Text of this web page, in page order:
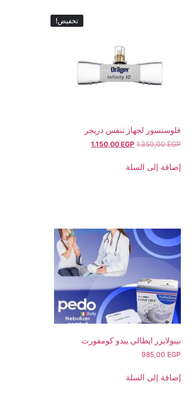
تخفيض!
فلوسنسور لجهاز تنفس دريجر
1.350,00EGP
1.150,00EGP
إضافة إلى السلة
نيبولايزر ايطالي بيدو كومفورت
985,00 EGP
إضافة إلى السلة